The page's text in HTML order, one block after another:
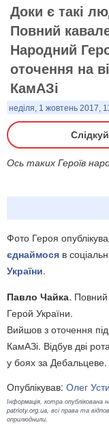
Доки є такі
Повний
Народний
оточення на
КамАЗі
неділя, 1 жовтень 2017,
Ось таких Героїв
Фото Героя
єднаймося в
України.
Павло Чайка.
Герой України.
Вийшов з оточення
КамАЗі. Відбув дві
у боях за Дебальцеве.
Опублікував: Олег
Інформація, котра опублікована
patrioty.org.ua, всі права та
оприлюднили.